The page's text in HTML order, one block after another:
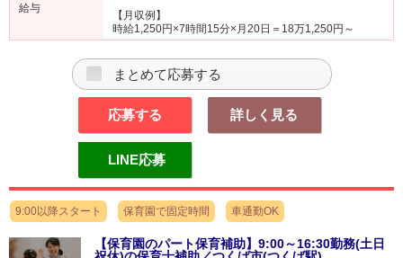
給与
【月収例】
時給1,250円×7時間15分×月20日＝18万1,250円～
まとめて応募する
応募する 詳しく見る
LINE応募
9:00以降スタート 保育園で固定時間 車通勤OK
【保育園のパート保育補助】9:00～16:30勤務(土日